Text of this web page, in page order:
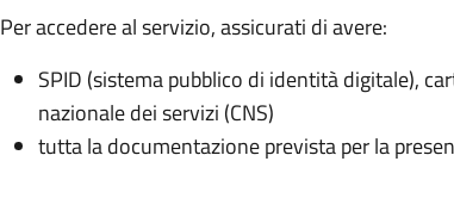
Per accedere al servizio, assicurati di avere:
SPID (sistema pubblico di identità digitale),
nazionale dei servizi (CNS)
tutta la documentazione prevista per la